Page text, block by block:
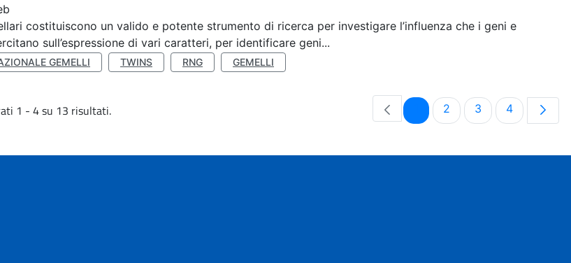
costituiscono un valido e potente strumento di ricerca per investigare l’influenza che i geni e
sull’espressione di vari caratteri, per identificare geni...
GEMELLI TWINS RNG GEMELLI
1 - 4 su 13 risultati. PaginaPagina
2 Pagina
3 Pagina
4